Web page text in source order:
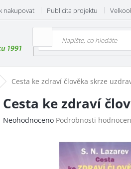
nakupovat Publicita projektu
Cesta ke zdraví člověka skrze
Cesta ke zdraví
Průměrné
Neohodnoceno Podrobnosti